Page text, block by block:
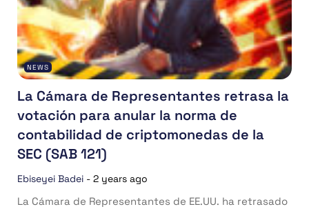
NEWS
La Cámara de Representantes retrasa la
votación para anular la norma de
contabilidad de criptomonedas de la
SEC (SAB 121)
Ebiseyei Badei - 2 years ago
La Cámara de Representantes de EE.UU. ha retrasado